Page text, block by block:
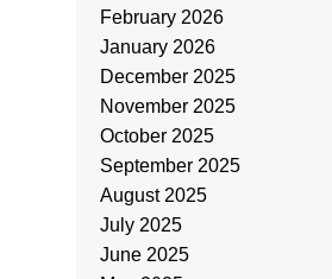
February 2026
January 2026
December 2025
November 2025
October 2025
September 2025
August 2025
July 2025
June 2025